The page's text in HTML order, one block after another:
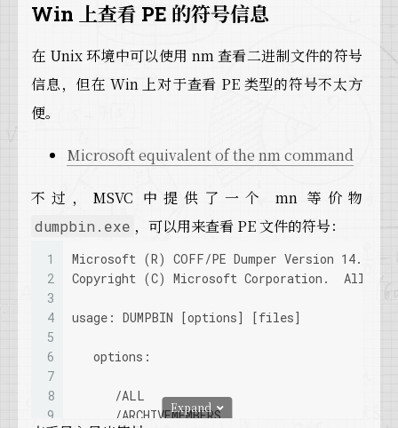
Win 上查看 PE 的符号信息
在 Unix 环境中可以使用 nm 查看二进制文件的符号
信息，但在 Win 上对于查看 PE 类型的符号不太方
便。
Microsoft equivalent of the nm command
不过，MSVC 中提供了一个 mn 等价物
dumpbin.exe ，可以用来查看 PE 文件的符号：
1
2
3
4
5
6
7
8
9
Microsoft (R) COFF/PE Dumper Version
Copyright (C) Microsoft Corporation.  All
usage: DUMPBIN [options] [files]
   options:
      /ALL
      /ARCHIVEMEMBERS
Expand